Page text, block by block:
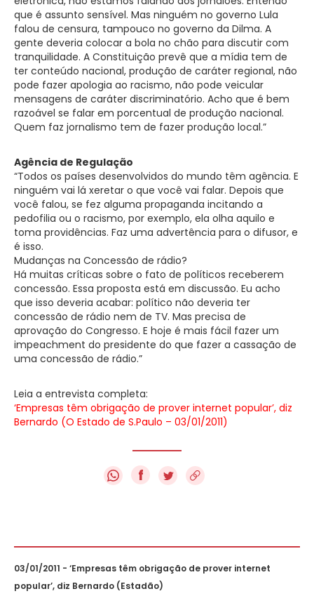
que é assunto sensível. Mas ninguém no governo Lula
falou de censura, tampouco no governo da Dilma. A
gente deveria colocar a bola no chão para discutir com
tranquilidade. A Constituição prevê que a mídia tem de
ter conteúdo nacional, produção de caráter regional, não
pode fazer apologia ao racismo, não pode veicular
mensagens de caráter discriminatório. Acho que é bem
razoável se falar em porcentual de produção nacional.
Quem faz jornalismo tem de fazer produção local.”
Agência de Regulação
“Todos os países desenvolvidos do mundo têm agência. E
ninguém vai lá xeretar o que você vai falar. Depois que
você falou, se fez alguma propaganda incitando a
pedofilia ou o racismo, por exemplo, ela olha aquilo e
toma providências. Faz uma advertência para o difusor, e
é isso.
Mudanças na Concessão de rádio?
Há muitas críticas sobre o fato de políticos receberem
concessão. Essa proposta está em discussão. Eu acho
que isso deveria acabar: político não deveria ter
concessão de rádio nem de TV. Mas precisa de
aprovação do Congresso. E hoje é mais fácil fazer um
impeachment do presidente do que fazer a cassação de
uma concessão de rádio.”
Leia a entrevista completa:
‘Empresas têm obrigação de prover internet popular’, diz
Bernardo (O Estado de S.Paulo – 03/01/2011)
f
03/01/2011 - ‘Empresas têm obrigação de prover internet
popular’, diz Bernardo (Estadão)